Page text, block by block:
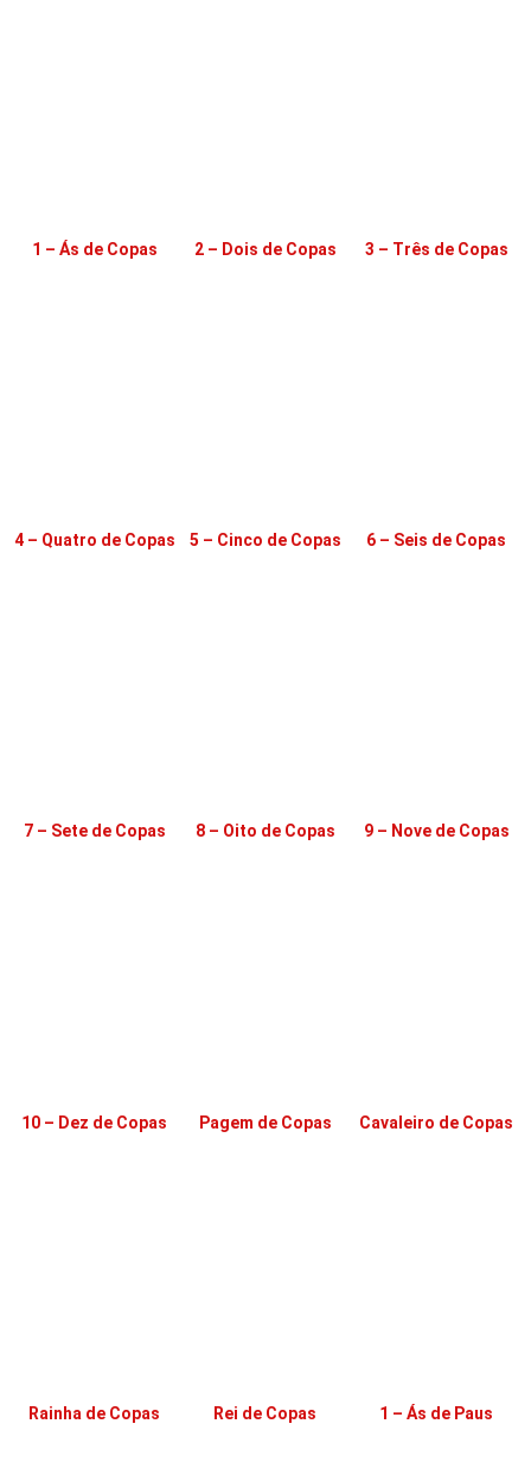
1 – Ás de Copas 2 – Dois de Copas 3 – Três de Copas
4 – Quatro de Copas 5 – Cinco de Copas 6 – Seis de Copas
7 – Sete de Copas 8 – Oito de Copas 9 – Nove de Copas
10 – Dez de Copas Pagem de Copas Cavaleiro de Copas
Rainha de Copas Rei de Copas 1 – Ás de Paus